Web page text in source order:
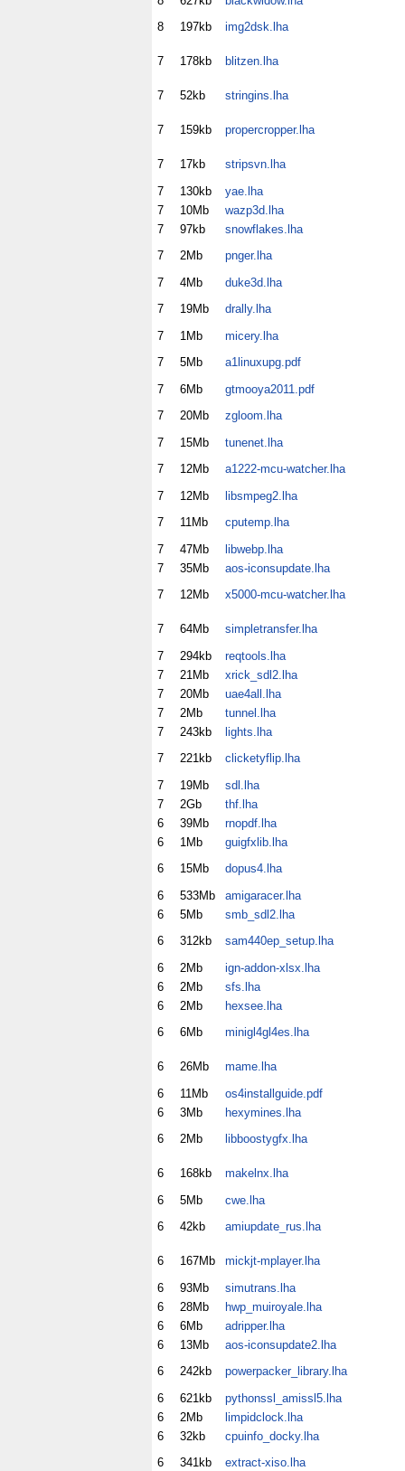
8
197kb img2dsk.lha
7 178kb blitzen.lha
7 52kb stringins.lha
7 159kb propercropper.lha
7 17kb
stripsvn.lha
7
130kb
yae.lha
7
10Mb
wazp3d.lha
7
97kb
snowflakes.lha
7
2Mb
pnger.lha
7
4Mb
duke3d.lha
7
19Mb
drally.lha
7
1Mb
micery.lha
7
5Mb
a1linuxupg.pdf
7
6Mb
gtmooya2011.pdf
7
20Mb
zgloom.lha
7
15Mb
tunenet.lha
7
12Mb
a1222-mcu-watcher.lha
7
12Mb
libsmpeg2.lha
7
11Mb
cputemp.lha
7
47Mb
libwebp.lha
7
35Mb
aos-iconsupdate.lha
7
12Mb x5000-mcu-watcher.lha
7 64Mb
simpletransfer.lha
7
294kb
reqtools.lha
7
21Mb
xrick_sdl2.lha
7
20Mb
uae4all.lha
7
2Mb
tunnel.lha
7
243kb
lights.lha
7
221kb
clicketyflip.lha
7
19Mb
sdl.lha
7
2Gb
thf.lha
6
39Mb
rnopdf.lha
6
1Mb
guigfxlib.lha
6
15Mb
dopus4.lha
6
533Mb
amigaracer.lha
6
5Mb
smb_sdl2.lha
6
312kb
sam440ep_setup.lha
6
2Mb
ign-addon-xlsx.lha
6
2Mb
sfs.lha
6
2Mb
hexsee.lha
6
6Mb minigl4gl4es.lha
6 26Mb
mame.lha
6
11Mb
os4installguide.pdf
6
3Mb
hexymines.lha
6
2Mb libboostygfx.lha
6 168kb
makelnx.lha
6
5Mb
cwe.lha
6
42kb amiupdate_rus.lha
6 167Mb
mickjt-mplayer.lha
6
93Mb
simutrans.lha
6
28Mb
hwp_muiroyale.lha
6
6Mb
adripper.lha
6
13Mb
aos-iconsupdate2.lha
6
242kb
powerpacker_library.lha
6
621kb
pythonssl_amissl5.lha
6
2Mb
limpidclock.lha
6
32kb
cpuinfo_docky.lha
6
341kb
extract-xiso.lha